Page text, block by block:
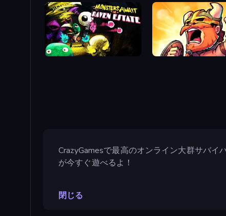
Raven Estate World Survivors
CrazyGamesで最高のオンライン大群サバ
が今すぐ遊べるよ！
閉じる